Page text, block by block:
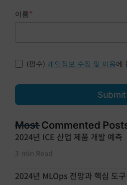
이름*
(필수) 개인정보 수집 및 이용에
Submit
Most Commented
2024년 ICE 산업 제품 개발 예측
3 min Read
2024년 MLOps 전망과 핵심 도구